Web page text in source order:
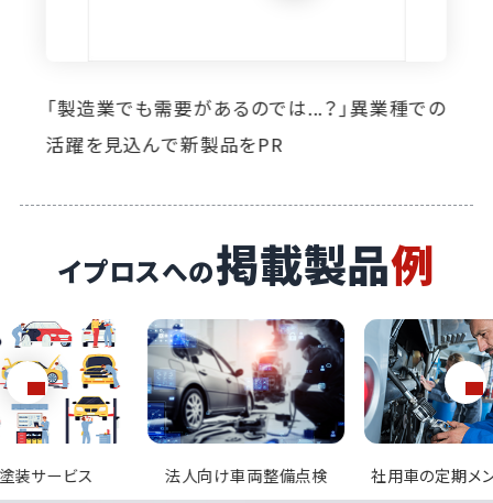
想定外のニーズ発掘に寄与。イプロス掲載によ
り自社製品の活躍の場が広がっています
イプロスへの掲載製品例
車両整備点検 社用車の定期メンテナンス 車両の修理サ